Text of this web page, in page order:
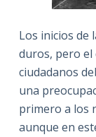
Los inicios de
duros, pero el
ciudadanos
una
primero a los
aunque en